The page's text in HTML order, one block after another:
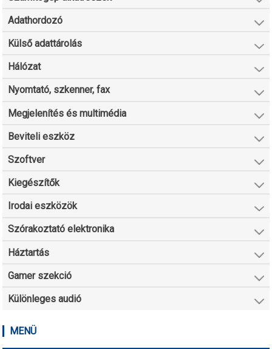
Adathordozó
Külső adattárolás
Hálózat
Nyomtató, szkenner, fax
Megjelenítés és multimédia
Beviteli eszköz
Szoftver
Kiegészítők
Irodai eszközök
Szórakoztató elektronika
Háztartás
Gamer szekció
Különleges audió
MENÜ